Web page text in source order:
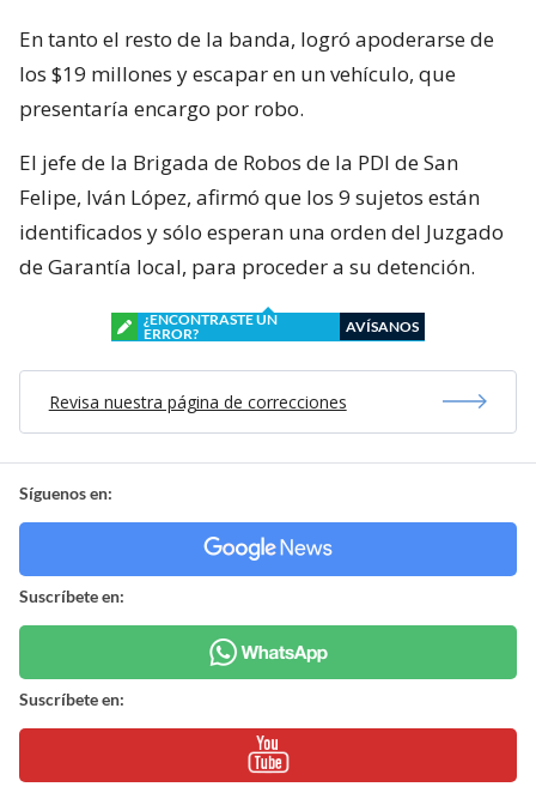
En tanto el resto de la banda, logró apoderarse de
los $19 millones y escapar en un vehículo, que
presentaría encargo por robo.
El jefe de la Brigada de Robos de la PDI de San
Felipe, Iván López, afirmó que los 9 sujetos están
identificados y sólo esperan una orden del Juzgado
de Garantía local, para proceder a su detención.
¿ENCONTRASTE UN
ERROR?
AVÍSANOS
Revisa nuestra página de correcciones
Síguenos en:
Suscríbete en:
Suscríbete en: